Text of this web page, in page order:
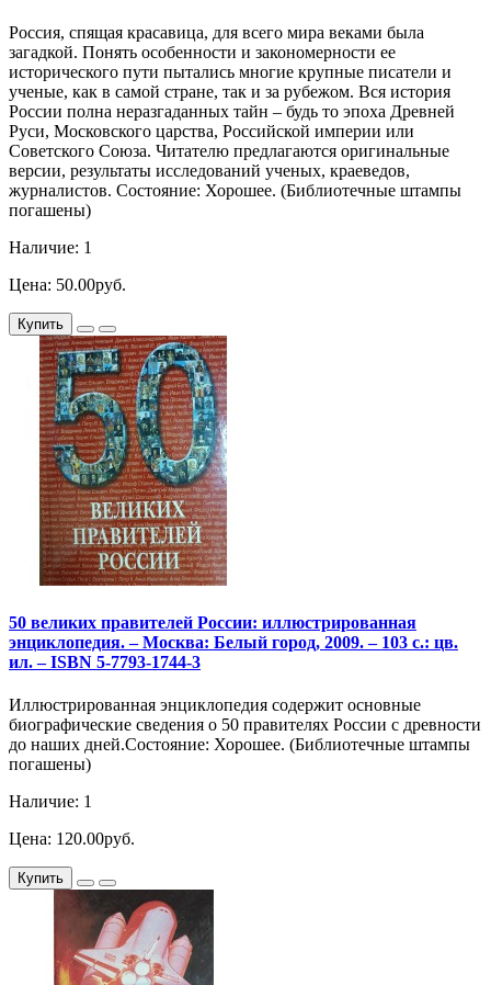
Россия, спящая красавица, для всего мира веками была
загадкой. Понять особенности и закономерности ее
исторического пути пытались многие крупные писатели и
ученые, как в самой стране, так и за рубежом. Вся история
России полна неразгаданных тайн – будь то эпоха Древней
Руси, Московского царства, Российской империи или
Советского Союза. Читателю предлагаются оригинальные
версии, результаты исследований ученых, краеведов,
журналистов. Состояние: Хорошее. (Библиотечные штампы
погашены)
Наличие: 1
Цена: 50.00руб.
Купить
50 великих правителей России: иллюстрированная
энциклопедия. – Москва: Белый город, 2009. – 103 с.: цв.
ил. – ISBN 5-7793-1744-3
Иллюстрированная энциклопедия содержит основные
биографические сведения о 50 правителях России с древности
до наших дней.Состояние: Хорошее. (Библиотечные штампы
погашены)
Наличие: 1
Цена: 120.00руб.
Купить